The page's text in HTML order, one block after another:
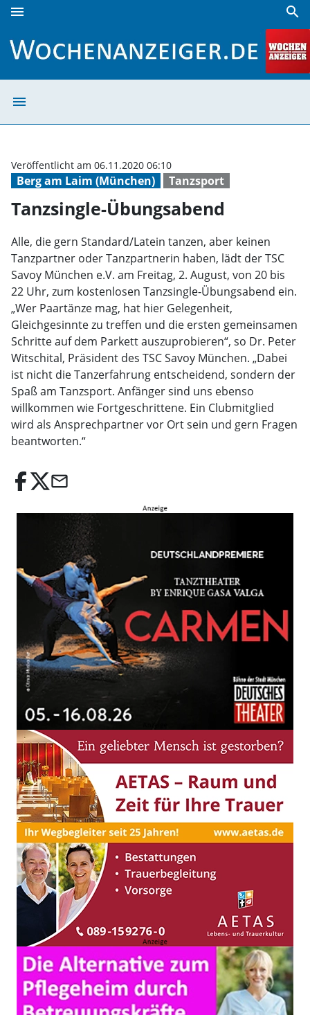
menu search
menu
Berg am Laim (München) Tanzsport
Veröffentlicht am 06.11.2020 06:10
Tanzsingle-Übungsabend
Alle, die gern Standard/Latein tanzen, aber keinen
Tanzpartner oder Tanzpartnerin haben, lädt der TSC
Savoy München e.V. am Freitag, 2. August, von 20 bis
22 Uhr, zum kostenlosen Tanzsingle-Übungsabend ein.
„Wer Paartänze mag, hat hier Gelegenheit,
Gleichgesinnte zu treffen und die ersten gemeinsamen
Schritte auf dem Parkett auszuprobieren“, so Dr. Peter
Witschital, Präsident des TSC Savoy München. „Dabei
ist nicht die Tanzerfahrung entscheidend, sondern der
Spaß am Tanzsport. Anfänger sind uns ebenso
willkommen wie Fortgeschrittene. Ein Clubmitglied
wird als Ansprechpartner vor Ort sein und gern Fragen
beantworten.“
email